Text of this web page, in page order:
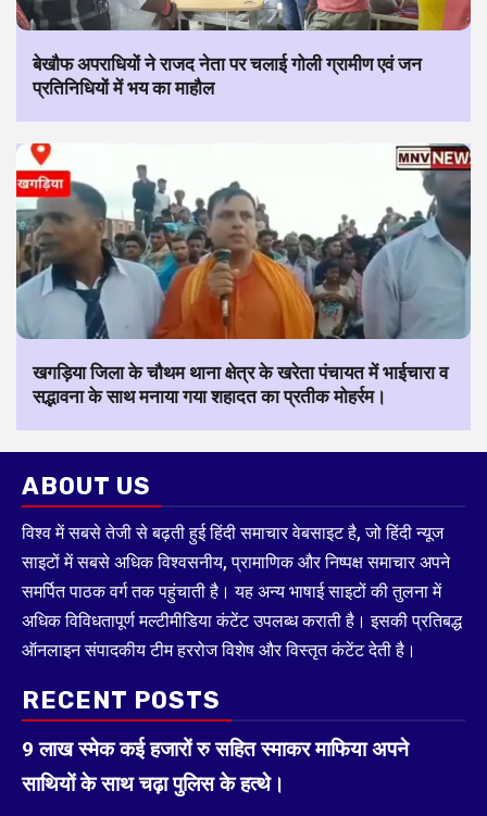
बेखौफ अपराधियों ने राजद नेता पर चलाई गोली ग्रामीण एवं जन
प्रतिनिधियों में भय का माहौल
खगड़िया जिला के चौथम थाना क्षेत्र के खरेता पंचायत में भाईचारा व
सद्भावना के साथ मनाया गया शहादत का प्रतीक मोहर्रम।
ABOUT US
विश्व में सबसे तेजी से बढ़ती हुई हिंदी समाचार वेबसाइट है, जो हिंदी न्यूज
साइटों में सबसे अधिक विश्वसनीय, प्रामाणिक और निष्पक्ष समाचार अपने
समर्पित पाठक वर्ग तक पहुंचाती है। यह अन्य भाषाई साइटों की तुलना में
अधिक विविधतापूर्ण मल्टीमीडिया कंटेंट उपलब्ध कराती है। इसकी प्रतिबद्ध
ऑनलाइन संपादकीय टीम हररोज विशेष और विस्तृत कंटेंट देती है।
RECENT POSTS
9 लाख स्मेक कई हजारों रु सहित स्माकर माफिया अपने
साथियों के साथ चढ़ा पुलिस के हत्थे।